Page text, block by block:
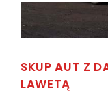
SKUP AUT Z
LAWETĄ